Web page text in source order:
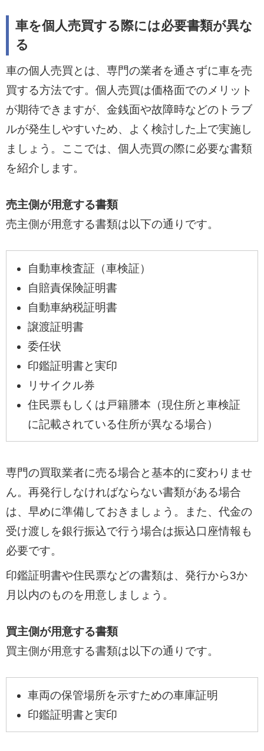
車を個人売買する際には必要書類が異な
る
車の個人売買とは、専門の業者を通さずに車を売
買する方法です。個人売買は価格面でのメリット
が期待できますが、金銭面や故障時などのトラブ
ルが発生しやすいため、よく検討した上で実施し
ましょう。ここでは、個人売買の際に必要な書類
を紹介します。
売主側が用意する書類
売主側が用意する書類は以下の通りです。
自動車検査証（車検証）
自賠責保険証明書
自動車納税証明書
譲渡証明書
委任状
印鑑証明書と実印
リサイクル券
住民票もしくは戸籍謄本（現住所と車検証
に記載されている住所が異なる場合）
専門の買取業者に売る場合と基本的に変わりませ
ん。再発行しなければならない書類がある場合
は、早めに準備しておきましょう。また、代金の
受け渡しを銀行振込で行う場合は振込口座情報も
必要です。
印鑑証明書や住民票などの書類は、発行から3か
月以内のものを用意しましょう。
買主側が用意する書類
買主側が用意する書類は以下の通りです。
車両の保管場所を示すための車庫証明
印鑑証明書と実印